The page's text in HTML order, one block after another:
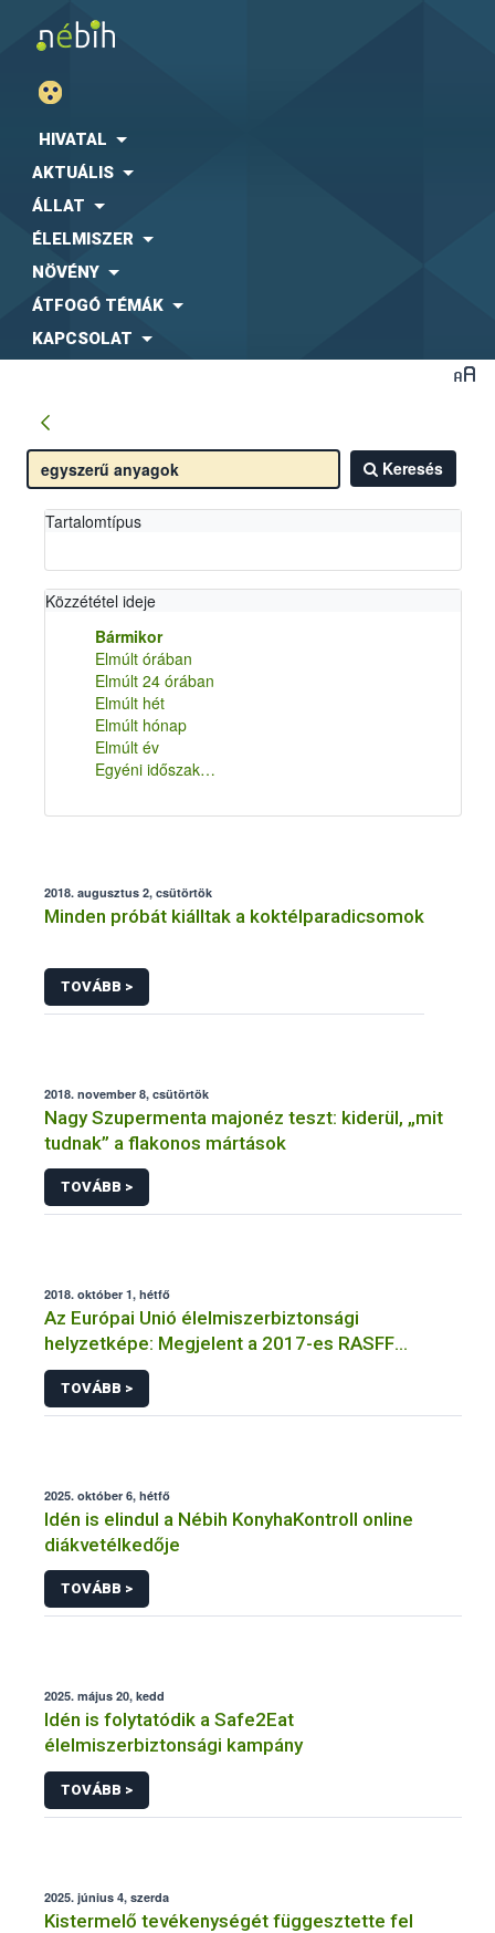
HIVATAL
AKTUÁLIS
ÁLLAT
ÉLELMISZER
NÖVÉNY
ÁTFOGÓ TÉMÁK
KAPCSOLAT
Keresés
Tartalomtípus
Közzététel ideje
Bármikor
Elmúlt órában
Elmúlt 24 órában
Elmúlt hét
Elmúlt hónap
Elmúlt év
Egyéni időszak…
2018. augusztus 2, csütörtök
Minden próbát kiálltak a koktélparadicsomok
TOVÁBB >
2018. november 8, csütörtök
Nagy Szupermenta majonéz teszt: kiderül, „mit
tudnak” a flakonos mártások
TOVÁBB >
2018. október 1, hétfő
Az Európai Unió élelmiszerbiztonsági
helyzetképe: Megjelent a 2017-es RASFF
jelentés
TOVÁBB >
2025. október 6, hétfő
Idén is elindul a Nébih KonyhaKontroll online
diákvetélkedője
TOVÁBB >
2025. május 20, kedd
Idén is folytatódik a Safe2Eat
élelmiszerbiztonsági kampány
TOVÁBB >
2025. június 4, szerda
Kistermelő tevékenységét függesztette fel